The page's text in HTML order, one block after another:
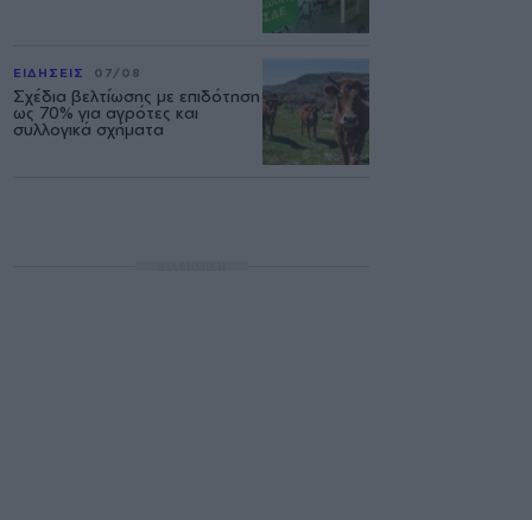
ΕΙΔΗΣΕΙΣ 07/08
Σχέδια βελτίωσης με επιδότηση
ως 70% για αγρότες και
συλλογικά σχήματα